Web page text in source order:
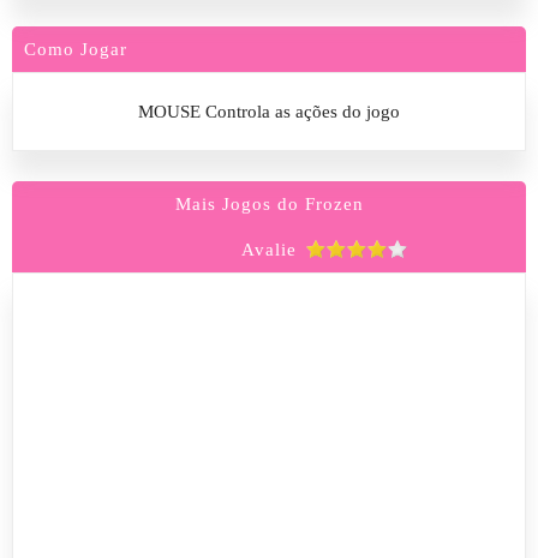
Como Jogar
MOUSE Controla as ações do jogo
Mais Jogos do Frozen
Avalie